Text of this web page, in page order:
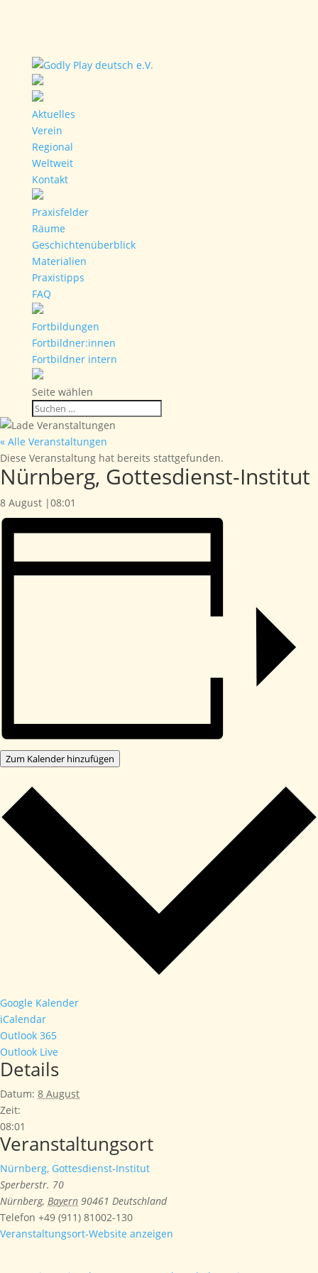
Aktuelles
Verein
Regional
Weltweit
Kontakt
Praxisfelder
Räume
Geschichtenüberblick
Materialien
Praxistipps
FAQ
Fortbildungen
Fortbildner:innen
Fortbildner intern
Seite wählen
« Alle Veranstaltungen
Diese Veranstaltung hat bereits stattgefunden.
Nürnberg, Gottesdienst-Institut
8 August |08:01
Zum Kalender hinzufügen
Google Kalender
iCalendar
Outlook 365
Outlook Live
Details
Datum: 8 August
Zeit:
08:01
Veranstaltungsort
Nürnberg, Gottesdienst-Institut
Sperberstr. 70
Nürnberg, Bayern 90461 Deutschland
Telefon +49 (911) 81002-130
Veranstaltungsort-Website anzeigen